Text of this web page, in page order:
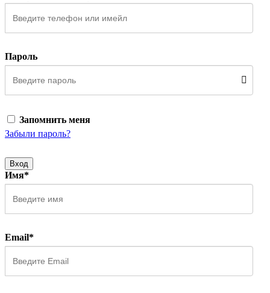
Пароль
Запомнить меня
Забыли пароль?
Вход
Имя*
Email*